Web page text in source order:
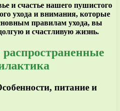
и счастье нашего пушистого
ухода и внимания, которые
правилам ухода, вы
и счастливую жизнь.
распространенные
питание и